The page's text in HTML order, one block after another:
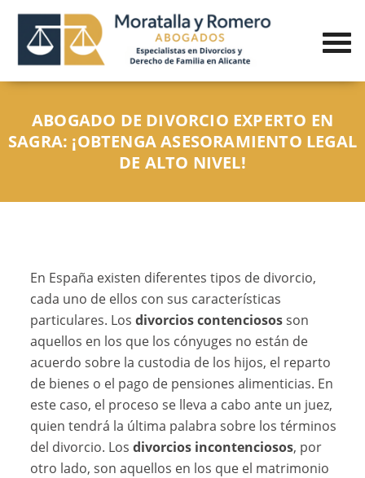
ABOGADO DE DIVORCIO EXPERTO EN
SAGRA: ¡OBTENGA ASESORAMIENTO LEGAL
DE ALTO NIVEL!
En España existen diferentes tipos de divorcio,
cada uno de ellos con sus características
particulares. Losdivorcios contenciososson
aquellos en los que los cónyuges no están de
acuerdo sobre la custodia de los hijos, el reparto
de bienes o el pago de pensiones alimenticias. En
este caso, el proceso se lleva a cabo ante un juez,
quien tendrá la última palabra sobre los términos
del divorcio. Losdivorcios incontenciosos, por
otro lado, son aquellos en los que el matrimonio